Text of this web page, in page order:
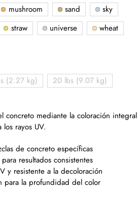
mushroom sand
sky
straw universe
wheat
(2.27 kg)
20 lbs (9.07 kg)
concreto mediante la coloración integral
rayos UV.
de concreto específicas
resultados consistentes
y resistente a la decoloración
para la profundidad del color